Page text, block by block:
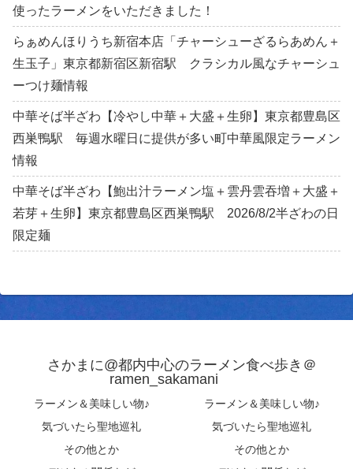
使ったラーメンをいただきました！
らぁめんほりうち新宿本店「チャーシューざるらあめん＋
生玉子」東京都新宿区新宿駅 クラシカル風なチャーシュ
ーつけ麺情報
中華そば半ざわ【冷やし中華＋大盛＋生卵】東京都豊島区
西巣鴨駅 毎週水曜日に提供が多い町中華風限定ラーメン
情報
中華そば半ざわ【鮑出汁ラーメン塩＋雲丹雲吞増＋大盛＋
若芽＋生卵】東京都豊島区西巣鴨駅 2026/8/2半ざわの日
限定麺
さかまに@都内中心のラーメン食べ歩き＠
ramen_sakamani
ラーメン＆美味しい物♪
ラーメン＆美味しい物♪
気づいたら聖地巡礼
気づいたら聖地巡礼
その他とか
その他とか